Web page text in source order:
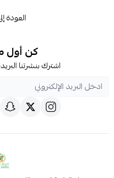
العودة
كن أول
اشترك بنشرتنا